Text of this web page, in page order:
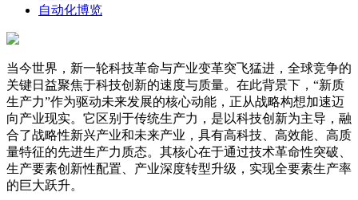
自动化博览
当今世界，新一轮科技革命与产业变革突飞猛进，全球竞争的
关键日益聚焦于科技创新的速度与质量。在此背景下，“新质
生产力”作为驱动未来发展的核心动能，正从战略构想加速迈
向产业现实。它区别于传统生产力，是以科技创新为主导，融
合了战略性新兴产业和未来产业，具有高科技、高效能、高质
量特征的先进生产力质态。其核心在于通过技术革命性突破、
生产要素创新性配置、产业深度转型升级，实现全要素生产率
的巨大跃升。